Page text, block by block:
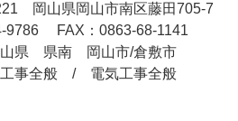
岡山県岡山市南区藤田705-7
9786
FAX：0863-68-1141
山県 県南 岡山市/倉敷市
工事全般 / 電気工事全般